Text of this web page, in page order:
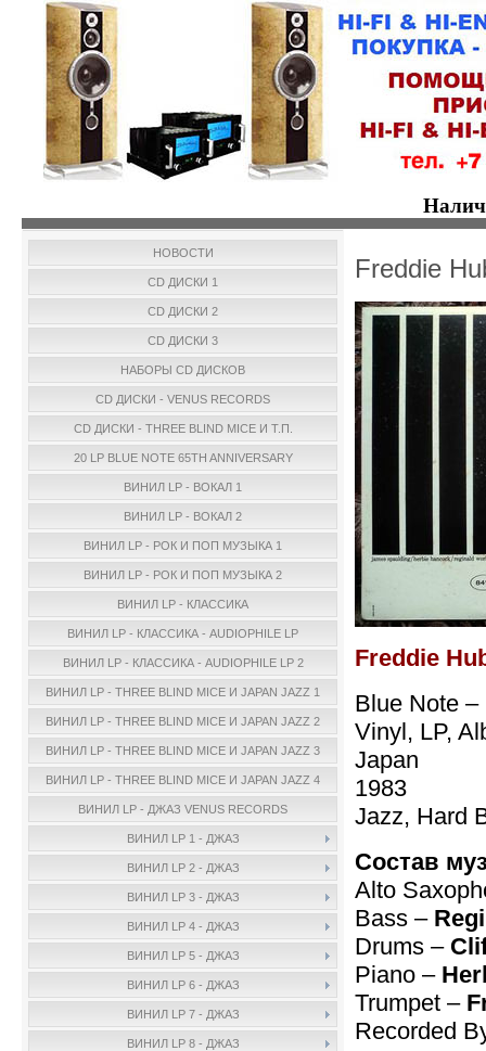
НОВОСТИ
CD ДИСКИ 1
CD ДИСКИ 2
CD ДИСКИ 3
НАБОРЫ CD ДИСКОВ
CD ДИСКИ - VENUS RECORDS
CD ДИСКИ - THREE BLIND MICE И Т.П.
20 LP BLUE NOTE 65TH ANNIVERSARY
ВИНИЛ LP - ВОКАЛ 1
ВИНИЛ LP - ВОКАЛ 2
ВИНИЛ LP - РОК И ПОП МУЗЫКА 1
ВИНИЛ LP - РОК И ПОП МУЗЫКА 2
ВИНИЛ LP - КЛАССИКА
ВИНИЛ LP - КЛАССИКА - AUDIOPHILE LP
ВИНИЛ LP - КЛАССИКА - AUDIOPHILE LP 2
ВИНИЛ LP - THREE BLIND MICE И JAPAN JAZZ 1
ВИНИЛ LP - THREE BLIND MICE И JAPAN JAZZ 2
ВИНИЛ LP - THREE BLIND MICE И JAPAN JAZZ 3
ВИНИЛ LP - THREE BLIND MICE И JAPAN JAZZ 4
ВИНИЛ LP - ДЖАЗ VENUS RECORDS
ВИНИЛ LP 1 - ДЖАЗ
ВИНИЛ LP 2 - ДЖАЗ
ВИНИЛ LP 3 - ДЖАЗ
ВИНИЛ LP 4 - ДЖАЗ
ВИНИЛ LP 5 - ДЖАЗ
ВИНИЛ LP 6 - ДЖАЗ
ВИНИЛ LP 7 - ДЖАЗ
ВИНИЛ LP 8 - ДЖАЗ
Freddie
Freddie
Blue Note –
Vinyl, LP,
Japan
1983
Jazz, Hard
Состав
Alto
Bass –
Drums –
Piano –
Trumpet –
Recorded